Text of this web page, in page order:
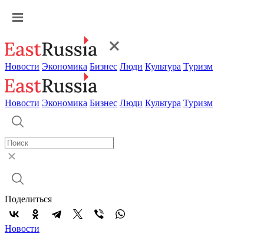
Новости Экономика Бизнес Люди Культура Туризм
Новости Экономика Бизнес Люди Культура Туризм
Поделиться
Новости